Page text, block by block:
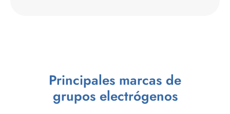
Principales marcas de
grupos electrógenos